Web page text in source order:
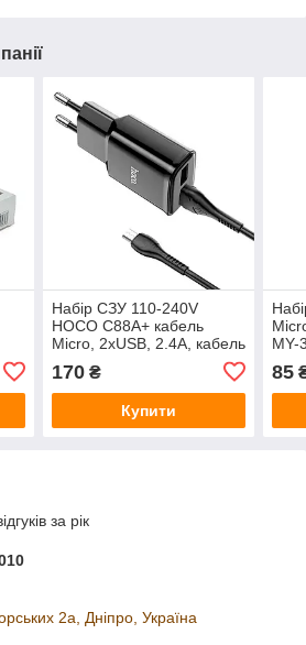
Набір СЗУ 110-240V
HOCO C88A+ кабель
Micro, 2xUSB, 2.4A, кабель
170₴
Купити
MY-
85
за рік
2а, Дніпро, Україна